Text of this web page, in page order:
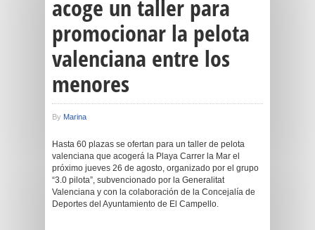
acoge un taller para
promocionar la pelota
valenciana entre los
menores
By Marina
Hasta 60 plazas se ofertan para un taller de pelota
valenciana que acogerá la Playa Carrer la Mar el
próximo jueves 26 de agosto, organizado por el grupo
“3.0 pilota”, subvencionado por la Generalitat
Valenciana y con la colaboración de la Concejalía de
Deportes del Ayuntamiento de El Campello.